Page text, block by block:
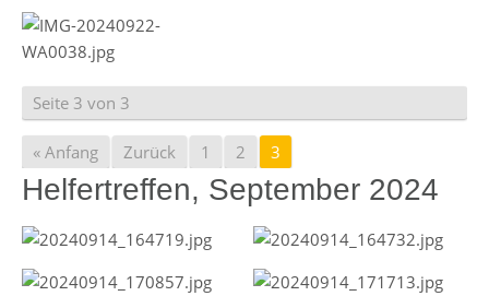
Seite 3 von 3
« Anfang Zurück 1 2 3
Helfertreffen, September 2024